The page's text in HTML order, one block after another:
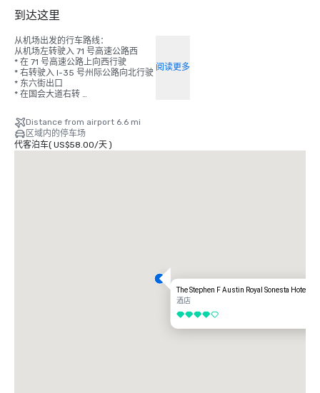
到达这里
从机场出发的行车路线：
从机场左转驶入 71 号高速公路西
* 在 71 号高速公路上向西行驶
* 右转驶入 I-35 号州际公路向北行驶
* 东六街出口
* 在国会大道右转
阅读更多
Distance from airport 6.6 mi
区域内的停车场
代客泊车( US$58.00/天)
The Stephen F Austin Royal Sonesta Hotel
酒店
4/5